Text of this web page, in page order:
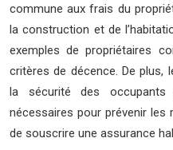
commune aux frais du
la construction et de
exemples de propriétaires
critères de décence. De plus,
la sécurité des
nécessaires pour prévenir
de souscrire une assurance